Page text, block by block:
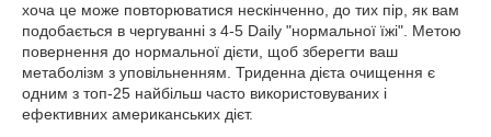
хоча це може повторюватися нескінченно, до тих пір, як вам
подобається в чергуванні з 4-5 Daily "нормальної їжі". Метою
повернення до нормальної дієти, щоб зберегти ваш
метаболізм з уповільненням. Триденна дієта очищення є
одним з топ-25 найбільш часто використовуваних і
ефективних американських дієт.